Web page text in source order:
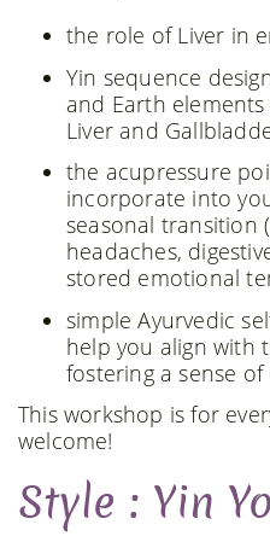
the role of Liver in
Yin sequence
and Earth
Liver and
the acupressure
incorporate into
seasonal transition
headaches,
stored emotional
simple Ayurvedic
help you align with
fostering a sense of
This workshop is for
welcome!
Style : Yin